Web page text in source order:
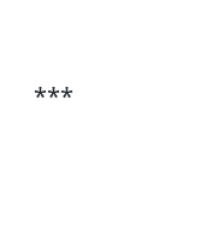
***